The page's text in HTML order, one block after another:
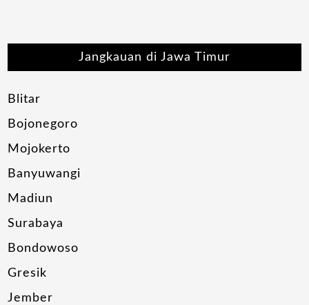
Jangkauan di Jawa Timur
Blitar
Bojonegoro
Mojokerto
Banyuwangi
Madiun
Surabaya
Bondowoso
Gresik
Jember